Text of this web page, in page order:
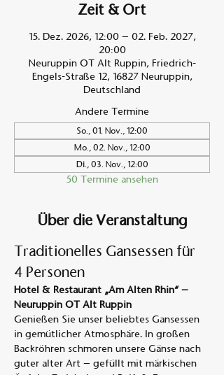
Zeit & Ort
15. Dez. 2026, 12:00 – 02. Feb. 2027,
20:00
Neuruppin OT Alt Ruppin, Friedrich-
Engels-Straße 12, 16827 Neuruppin,
Deutschland
Andere Termine
So., 01. Nov., 12:00
Mo., 02. Nov., 12:00
Di., 03. Nov., 12:00
50 Termine ansehen
Über die Veranstaltung
Traditionelles Gansessen für
4 Personen
Hotel & Restaurant „Am Alten Rhin“ –
Neuruppin OT Alt Ruppin
Genießen Sie unser beliebtes Gansessen
in gemütlicher Atmosphäre. In großen
Backröhren schmoren unsere Gänse nach
guter alter Art – gefüllt mit märkischen